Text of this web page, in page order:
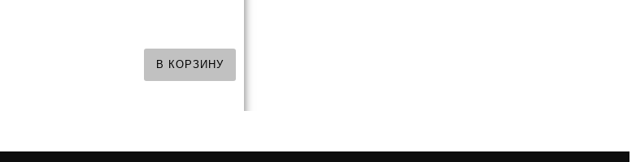
В КОРЗИНУ